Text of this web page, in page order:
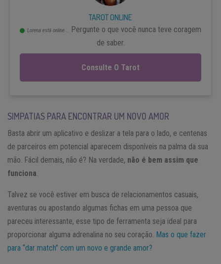
TAROT ONLINE
Lorena está online...
Pergunte o que você nunca teve coragem
de saber.
Consulte O Tarot
SIMPATIAS PARA ENCONTRAR UM NOVO AMOR
Basta abrir um aplicativo e deslizar a tela para o lado, e centenas
de parceiros em potencial aparecem disponíveis na palma da sua
mão. Fácil demais, não é? Na verdade, não é bem assim que
funciona.
Talvez se você estiver em busca de relacionamentos casuais,
aventuras ou apostando algumas fichas em uma pessoa que
pareceu interessante, esse tipo de ferramenta seja ideal para
proporcionar alguma adrenalina no seu coração. Mas o que fazer
para “dar match” com um novo e grande amor?